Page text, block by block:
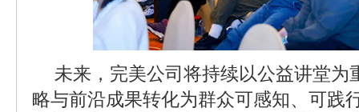
未来，完美公司将持续以公益讲堂为
略与前沿成果转化为群众可感知、可践